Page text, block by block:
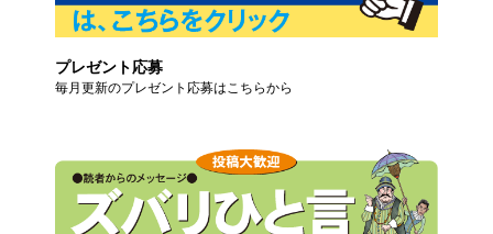
プレゼント応募
毎月更新のプレゼント応募はこちらから